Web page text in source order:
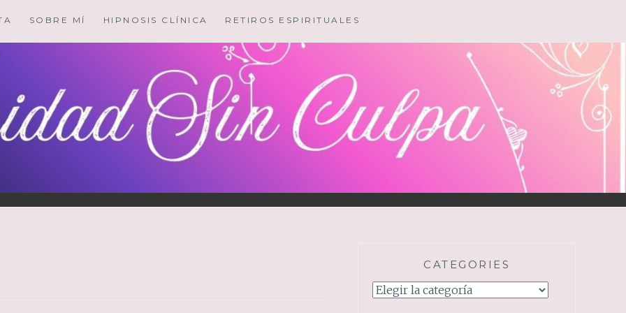
SOBRE MÍ HIPNOSIS CLÍNICA RETIROS ESPIRITUALES
CATEGORIES
Categories